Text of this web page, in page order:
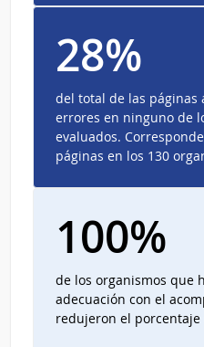
28%
del total de las páginas
errores en ninguno de
evaluados.
páginas en los 130
100%
de los organismos que
adecuación con el
redujeron el porcentaje